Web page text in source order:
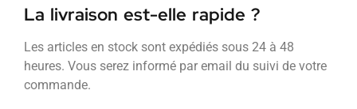
La livraison est-elle rapide ?
Les articles en stock sont expédiés sous 24 à 48
heures. Vous serez informé par email du suivi de votre
commande.